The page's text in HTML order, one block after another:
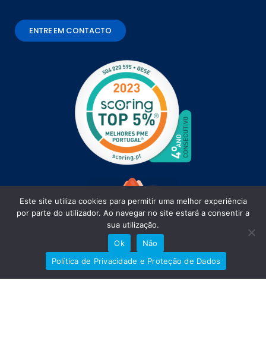
ENTRE EM CONTACTO
Este site utiliza cookies para permitir uma melhor experiência
por parte do utilizador. Ao navegar no site estará a consentir a
sua utilização.
Ok
Não
Política de Privacidade e Proteção de Dados